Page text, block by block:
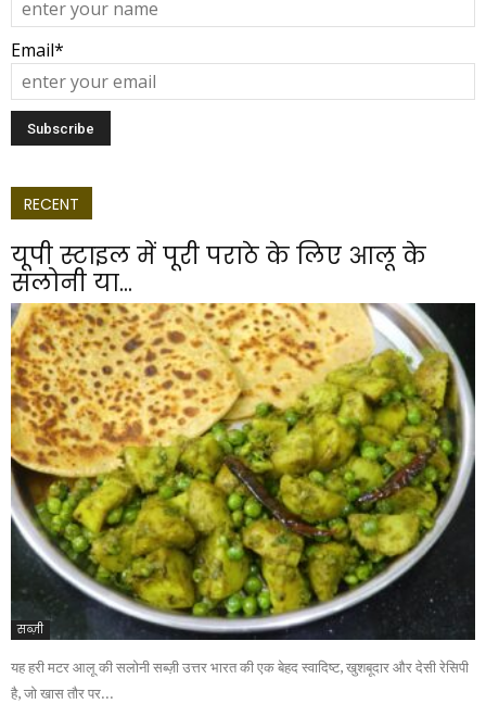
Email*
RECENT
यूपी स्टाइल में पूरी पराठे के लिए आलू के
सलोनी या...
सब्ज़ी
यह हरी मटर आलू की सलोनी सब्ज़ी उत्तर भारत की एक बेहद स्वादिष्ट, खुशबूदार और देसी रेसिपी
है, जो खास तौर पर...